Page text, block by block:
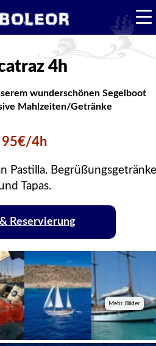
4h
wunderschönen Segelboot
Mahlzeiten/Getränke
95€/4h
Pastilla. Begrüßungsgetränke
Tapas.
& Reservierung
Mehr Bilder